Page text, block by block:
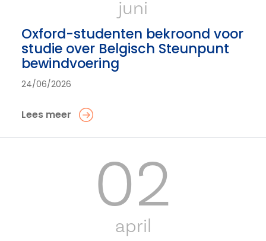
juni
Oxford-studenten bekroond voor
studie over Belgisch Steunpunt
bewindvoering
24/06/2026
Lees meer
02
april